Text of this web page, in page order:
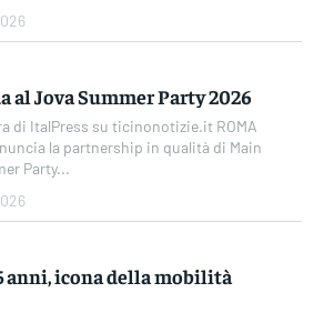
al Jova Summer Party 2026
ItalPress su ticinonotizie.it ROMA
la partnership in qualità di Main
Party...
anni, icona della mobilità